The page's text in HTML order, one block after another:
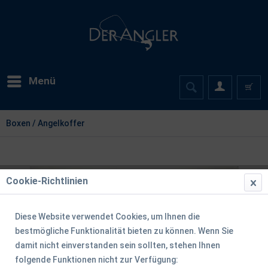
Menü
Boxen / Angelkoffer
Cookie-Richtlinien
Diese Website verwendet Cookies, um Ihnen die
bestmögliche Funktionalität bieten zu können. Wenn Sie
damit nicht einverstanden sein sollten, stehen Ihnen
folgende Funktionen nicht zur Verfügung: